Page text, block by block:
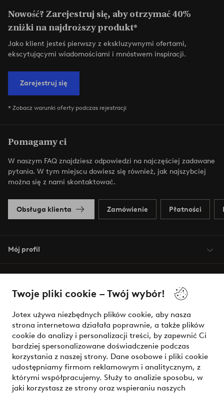
Twoje pliki cookie – Twój wybór!
Jotex używa niezbędnych plików cookie, aby nasza
strona internetowa działała poprawnie, a także plików
cookie do analizy i personalizacji treści, by zapewnić Ci
bardziej spersonalizowane doświadczenie podczas
korzystania z naszej strony. Dane osobowe i pliki cookie
udostępniamy firmom reklamowym i analitycznym, z
którymi współpracujemy. Służy to analizie sposobu, w
jaki korzystasz ze strony oraz wspieraniu naszych
Nowość? Zarejestruj się, aby otrzymać 40%
zniżki na najdroższy produkt*
Jako klient jesteś pierwszy z ekskluzywnymi ofertami,
ekscytującymi wiadomościami i mnóstwem inspiracji.
Zarejestruj się
* Zobacz warunki oferty podczas rejestracji
Pomagamy ci
W naszym FAQ znajdziesz odpowiedzi na najczęściej zadawane
pytania. W tym miejscu dowiesz się również, jak najszybciej
można się z nami skontaktować.
Obsługa klienta Zamówienie Płatności
Mój profil
Warunki
Bezpieczne płatności - zapłać teraz lub podziel się
Chcesz dowiedzieć się więcej o naszych opcjach płatności